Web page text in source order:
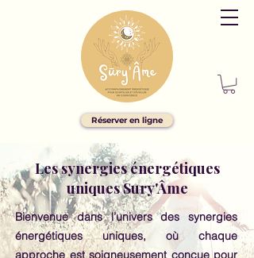
Réserver en ligne
Les synergies énergétiques
uniques Sury'Âme
Bienvenue dans l’univers des synergies
énergétiques uniques, où chaque
approche est soigneusement conçue pour